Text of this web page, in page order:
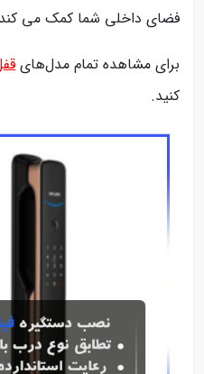
فضای داخلی شما کمک می
برای مشاهده تمام مدل‌های
کنید.